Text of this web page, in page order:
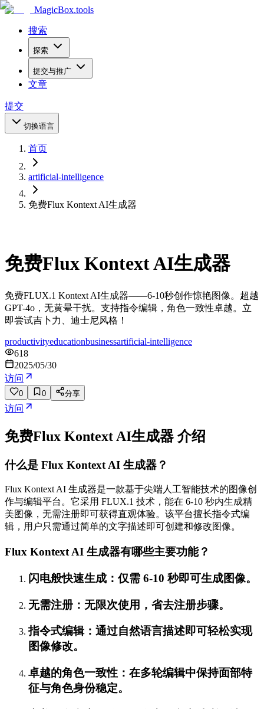
MagicBox.tools
搜索
探索
提交与推广
文章
提交
切换语言
首页
artificial-intelligence
免费Flux Kontext AI生成器
免费Flux Kontext AI生成器
免费FLUX.1 Kontext AI生成器——6-10秒创作惊艳图像。超越
GPT-4o，无黄晕干扰。支持指令编辑，角色一致性卓越。立
即尝试吉卜力、迪士尼风格！
productivityeducationbusinessartificial-intelligence
618
2025/05/30
访问
0 0 分享
访问
免费Flux Kontext AI生成器 介绍
什么是 Flux Kontext AI 生成器？
Flux Kontext AI 生成器是一款基于尖端人工智能技术的图像创
作与编辑平台。它采用 FLUX.1 技术，能在 6-10 秒内生成精
美图像，无需注册即可获得直观体验。该平台擅长指令式编
辑，用户只需通过简单的文字描述即可创建和修改图像。
Flux Kontext AI 生成器有哪些主要功能？
闪电般快速生成：仅需 6-10 秒即可生成图像。
无需注册：无限次使用，省去注册步骤。
指令式编辑：通过自然语言描述即可轻松实现
图像修改。
卓越的角色一致性：在多轮编辑中保持面部特
征与角色身份稳定。